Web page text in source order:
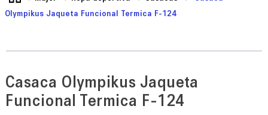
Olympikus Jaqueta Funcional Termica F-124
Casaca Olympikus Jaqueta
Funcional Termica F-124